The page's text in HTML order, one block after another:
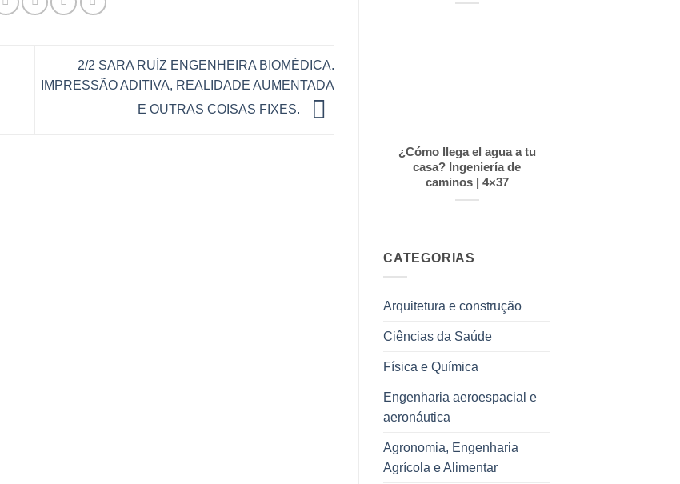
2/2 SARA RUÍZ ENGENHEIRA BIOMÉDICA.
IMPRESSÃO ADITIVA, REALIDADE AUMENTADA
E OUTRAS COISAS FIXES.
¿Cómo llega el agua a tu
casa? Ingeniería de
caminos | 4×37
CATEGORIAS
Arquitetura e construção
Ciências da Saúde
Física e Química
Engenharia aeroespacial e
aeronáutica
Agronomia, Engenharia
Agrícola e Alimentar